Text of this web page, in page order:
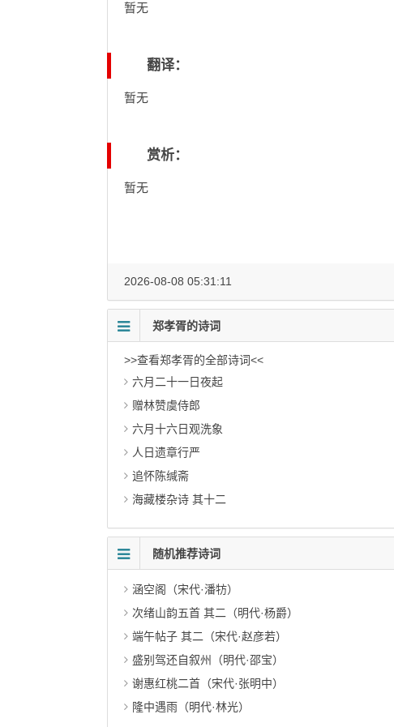
暂无
翻译：
暂无
赏析：
暂无
2026-08-08 05:31:11
郑孝胥的诗词
>>查看郑孝胥的全部诗词<<
六月二十一日夜起
赠林赞虞侍郎
六月十六日观洗象
人日遗章行严
追怀陈缄斋
海藏楼杂诗 其十二
随机推荐诗词
涵空阁（宋代·潘牥）
次绪山韵五首 其二（明代·杨爵）
端午帖子 其二（宋代·赵彦若）
盛别驾还自叙州（明代·邵宝）
谢惠红桃二首（宋代·张明中）
隆中遇雨（明代·林光）